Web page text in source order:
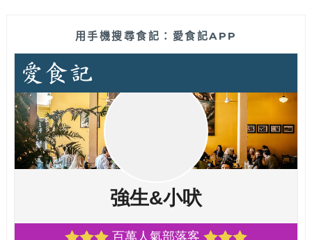
用手機搜尋食記：愛食記APP